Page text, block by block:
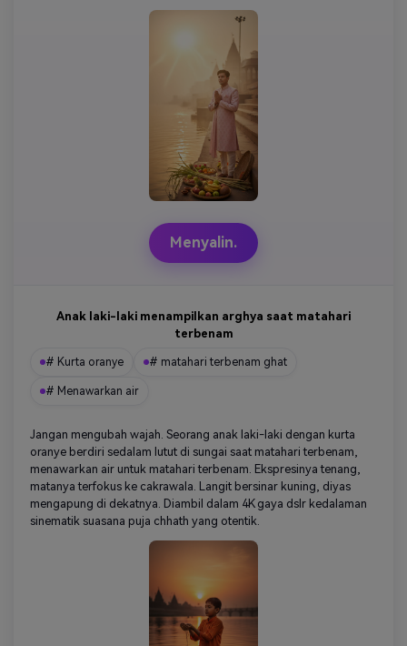
Menyalin.
Anak laki-laki menampilkan arghya saat matahari
terbenam
# Kurta oranye # matahari terbenam ghat
# Menawarkan air
Jangan mengubah wajah. Seorang anak laki-laki dengan kurta
oranye berdiri sedalam lutut di sungai saat matahari terbenam,
menawarkan air untuk matahari terbenam. Ekspresinya tenang,
matanya terfokus ke cakrawala. Langit bersinar kuning, diyas
mengapung di dekatnya. Diambil dalam 4K gaya dslr kedalaman
sinematik suasana puja chhath yang otentik.